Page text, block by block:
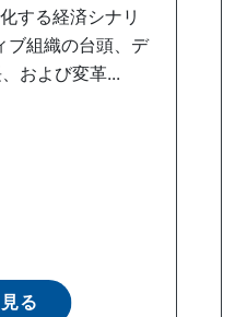
する経済シナリ
ブ組織の台頭、デ
および変革...
る